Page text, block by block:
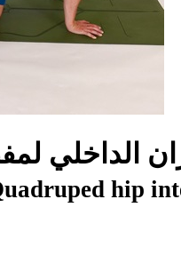
الداخلي
hip